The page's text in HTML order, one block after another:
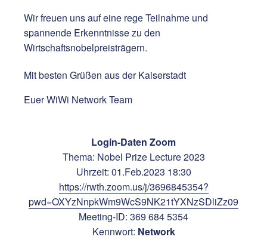
Wir freuen uns auf eine rege Teilnahme und
spannende Erkenntnisse zu den
Wirtschaftsnobelpreisträgern.
Mit besten Grüßen aus der Kaiserstadt
Euer WiWi Network Team
Login-Daten Zoom
Thema: Nobel Prize Lecture 2023
Uhrzeit: 01.Feb.2023 18:30
https://rwth.zoom.us/j/3696845354?
pwd=OXYzNnpkWm9WcS9NK21tYXNzSDliZz09
Meeting-ID: 369 684 5354
Kennwort: Network